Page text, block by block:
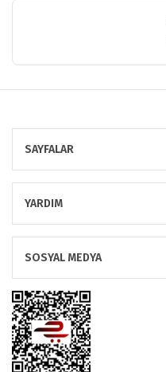
SAYFALAR
YARDIM
SOSYAL MEDYA